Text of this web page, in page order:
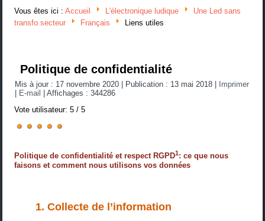
Vous êtes ici :Accueil L'électronique ludique
Une Led sans
transfo secteur
Français Liens utiles
Politique de confidentialité
Mis à jour : 17 novembre 2020 Publication : 13 mai 2018
Imprimer
E-mail |Affichages : 344286
Vote utilisateur:5 /5
Politique de confidentialité et respect RGPD1: ce que nous
faisons et comment nous utilisons vos données
1. Collecte de l’information